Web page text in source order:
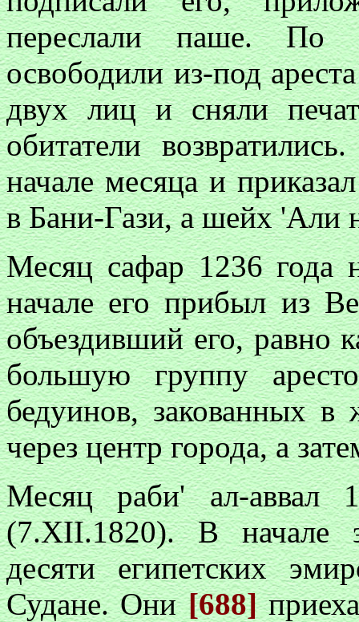
переслали паше. По
освободили из-под
двух лиц и сняли
обитатели
начале месяца и
в Бани-Гази, а шейх 'Али
Месяц сафар 1236 года
начале его прибыл из
объездивший его, равно
большую группу
бедуинов, закованных
через центр города, а
Месяц раби' ал-аввал
(7.XII.1820). В начале
десяти египетских
Судане. Они[688]